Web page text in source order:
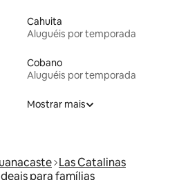
Cahuita
Aluguéis por temporada
Cobano
Aluguéis por temporada
Mostrar mais
Las Catalinas
para famílias